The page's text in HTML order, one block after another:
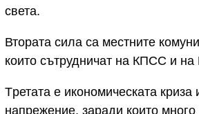
света.
Втората сила са местните
които сътрудничат на КПСС и на
Tретата е икономическата криза
напрежение, заради които много